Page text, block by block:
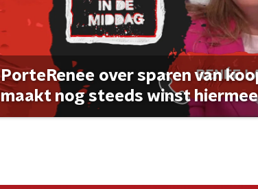
PorteRenee over sparen van
maakt nog steeds winst